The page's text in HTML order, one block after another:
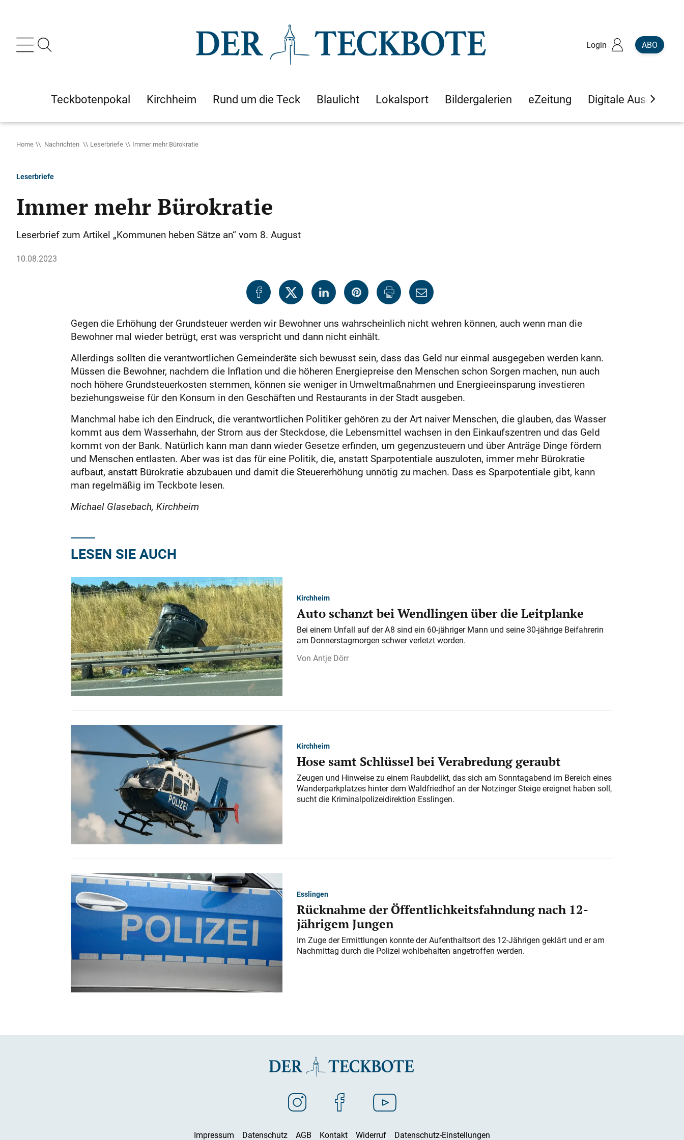
Login ABO
Teckbotenpokal Kirchheim Rund um die Teck Blaulicht Lokalsport Bildergalerien eZeitung Digitale Ausgaben
Home Nachrichten Leserbriefe Immer mehr Bürokratie
Leserbriefe
Immer mehr Bürokratie
Leserbrief zum Artikel „Kommunen heben Sätze an“ vom 8. August
10.08.2023
Gegen die Erhöhung der Grundsteuer werden wir Bewohner uns wahrscheinlich nicht wehren können, auch wenn man die
Bewohner mal wieder betrügt, erst was verspricht und dann nicht einhält.
Allerdings sollten die verantwortlichen Gemeinderäte sich bewusst sein, dass das Geld nur einmal ausgegeben werden kann.
Müssen die Bewohner, nachdem die Inflation und die höheren Energiepreise den Menschen schon Sorgen machen, nun auch
noch höhere Grundsteuerkosten stemmen, können sie weniger in Umweltmaßnahmen und Energieeinsparung investieren
beziehungsweise für den Konsum in den Geschäften und Restaurants in der Stadt ausgeben.
Manchmal habe ich den Eindruck, die verantwortlichen Politiker gehören zu der Art naiver Menschen, die glauben, das Wasser
kommt aus dem Wasserhahn, der Strom aus der Steckdose, die Lebensmittel wachsen in den Einkaufszentren und das Geld
kommt von der Bank. Natürlich kann man dann wieder Gesetze erfinden, um gegenzusteuern und über Anträge Dinge fördern
und Menschen entlasten. Aber was ist das für eine Politik, die, anstatt Sparpotentiale auszuloten, immer mehr Bürokratie
aufbaut, anstatt Bürokratie abzubauen und damit die Steuererhöhung unnötig zu machen. Dass es Sparpotentiale gibt, kann
man regelmäßig im Teckbote lesen.
Michael Glasebach, Kirchheim
LESEN SIE AUCH
Kirchheim
Auto schanzt bei Wendlingen über die Leitplanke
Bei einem Unfall auf der A 8 sind ein 60-jähriger Mann und seine 30-jährige Beifahrerin
am Donnerstagmorgen schwer verletzt worden.
Antje Dörr
Kirchheim
Hose samt Schlüssel bei Verabredung geraubt
Zeugen und Hinweise zu einem Raubdelikt, das sich am Sonntagabend im Bereich eines
Wanderparkplatzes hinter dem Waldfriedhof an der Notzinger Steige ereignet haben soll,
sucht die Kriminalpolizeidirektion Esslingen.
Esslingen
Rücknahme der Öffentlichkeitsfahndung nach 12-
jährigem Jungen
Im Zuge der Ermittlungen konnte der Aufenthaltsort des 12-Jährigen geklärt und er am
Nachmittag durch die Polizei wohlbehalten angetroffen werden.
Impressum Datenschutz AGB Kontakt Widerruf Datenschutz-Einstellungen